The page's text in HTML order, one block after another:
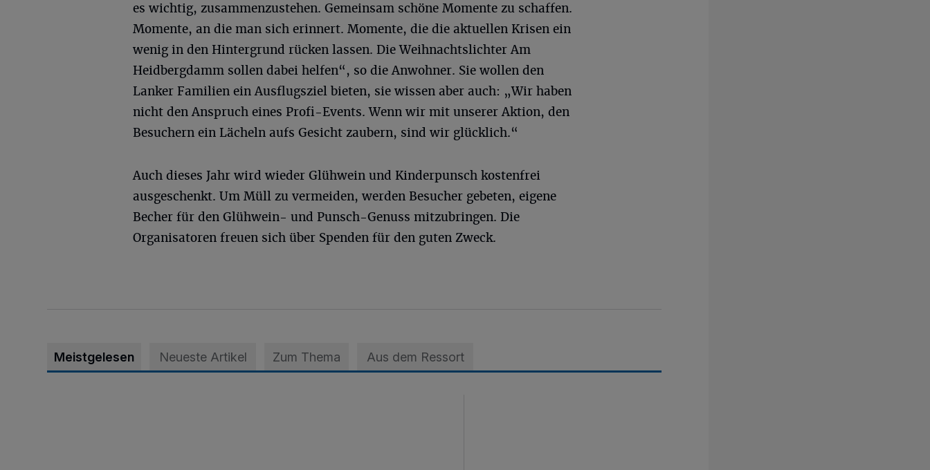
es wichtig, zusammenzustehen. Gemeinsam schöne Momente zu schaffen.
Momente, an die man sich erinnert. Momente, die die aktuellen Krisen ein
wenig in den Hintergrund rücken lassen. Die Weihnachtslichter Am
Heidbergdamm sollen dabei helfen“, so die Anwohner. Sie wollen den
Lanker Familien ein Ausflugsziel bieten, sie wissen aber auch: „Wir haben
nicht den Anspruch eines Profi-Events. Wenn wir mit unserer Aktion, den
Besuchern ein Lächeln aufs Gesicht zaubern, sind wir glücklich.“
Auch dieses Jahr wird wieder Glühwein und Kinderpunsch kostenfrei
ausgeschenkt. Um Müll zu vermeiden, werden Besucher gebeten, eigene
Becher für den Glühwein- und Punsch-Genuss mitzubringen. Die
Organisatoren freuen sich über Spenden für den guten Zweck.
Meistgelesen Neueste Artikel Zum Thema Aus dem Ressort